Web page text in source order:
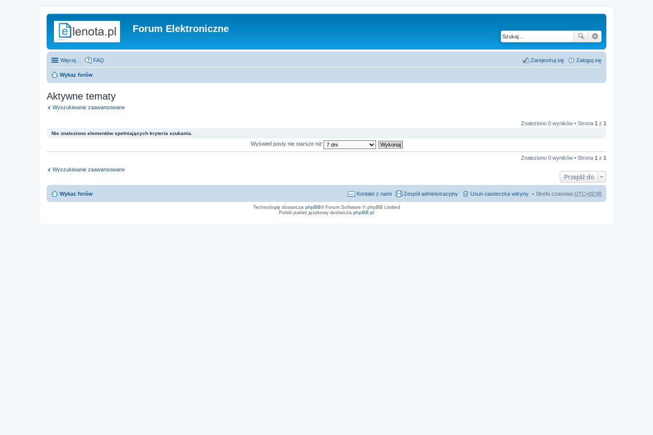
Forum Elektroniczne
Więcej… FAQ Zaloguj się
Zarejestruj się
Wykaz forów
Aktywne tematy
Wyszukiwanie zaawansowane
Znaleziono 0 wyników • Strona 1 z 1
Nie znaleziono elementów spełniających kryteria szukania.
Wyświetl posty nie starsze niż
Znaleziono 0 wyników • Strona 1 z 1
Wyszukiwanie zaawansowane
Przejdź do
Wykaz forów Strefa czasowa UTC+02:00
Usuń ciasteczka witryny
Zespół administracyjny
Kontakt z nami
Technologię dostarcza phpBB® Forum Software © phpBB Limited
Polski pakiet językowy dostarcza phpBB.pl